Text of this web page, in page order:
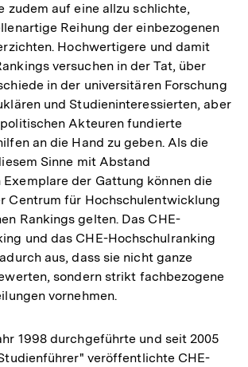
zudem auf eine allzu schlichte,
Reihung der einbezogenen
Hochwertigere und damit
versuchen in der Tat, über
in der universitären Forschung
und Studieninteressierten, aber
Akteuren fundierte
an die Hand zu geben. Als die
Sinne mit Abstand
der Gattung können die
Centrum für Hochschulentwicklung
Rankings gelten. Das CHE-
und das CHE-Hochschulranking
aus, dass sie nicht ganze
sondern strikt fachbezogene
vornehmen.
1998 durchgeführte und seit 2005
veröffentlichte CHE-